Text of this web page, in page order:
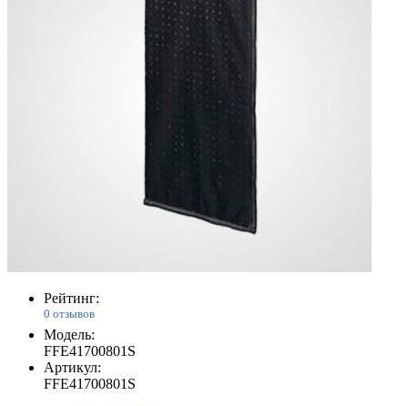
Рейтинг:
0 отзывов
Модель:
FFE41700801S
Артикул:
FFE41700801S